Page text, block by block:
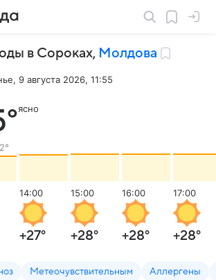
в Сороках, Молдова
9 августа 2026, 11:55
°
°
ясно
14:00
+27°
15:00
+28°
16:00
+28°
17:00
+28°
Метеочувствительным Аллергены